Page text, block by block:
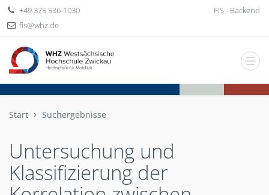
+49 375 536-1030
fis
whzde
FIS - Backend
Start Suchergebnisse
Untersuchung und
Klassifizierung der